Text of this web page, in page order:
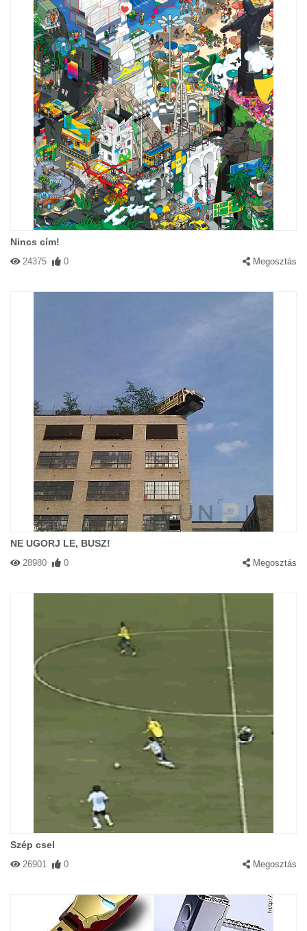
Nincs cím!
24375 0 Megosztás
NE UGORJ LE, BUSZ!
28980 0 Megosztás
Szép csel
26901 0 Megosztás